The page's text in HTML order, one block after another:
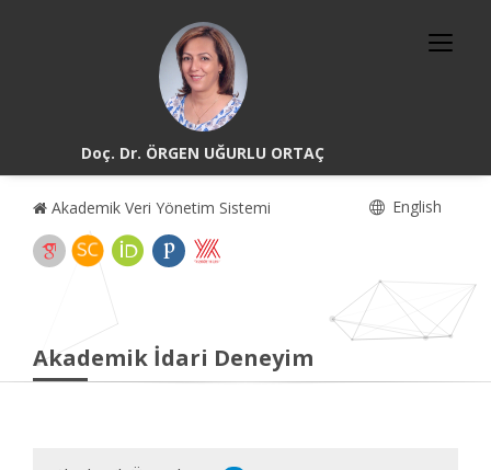
Doç. Dr. ÖRGEN UĞURLU ORTAÇ
Akademik Veri Yönetim Sistemi English
Akademik İdari Deneyim